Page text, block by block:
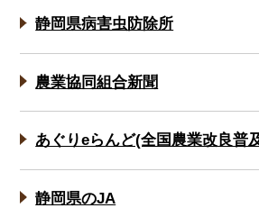
静岡県病害虫防除所
農業協同組合新聞
あぐりeらんど(全国農業改良普
静岡県のJA